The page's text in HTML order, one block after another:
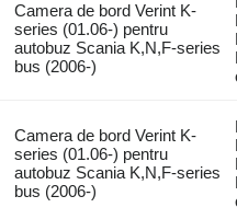
Camera de bord Verint K-
series (01.06-) pentru
autobuz Scania K,N,F-series
bus (2006-)
Camera de bord Verint K-
series (01.06-) pentru
autobuz Scania K,N,F-series
bus (2006-)